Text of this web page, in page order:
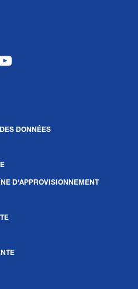
DONNÉES
D'APPROVISIONNEMENT